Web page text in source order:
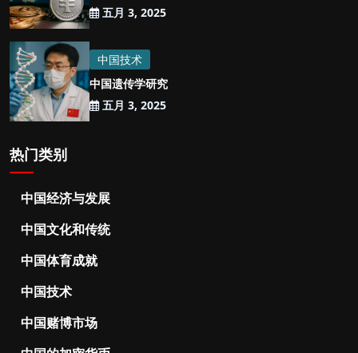
五月 3, 2025
中国技术
中国遗传学研究
五月 3, 2025
热门类别
中国经济与发展
中国文化和传统
中国体育成就
中国技术
中国赌博市场